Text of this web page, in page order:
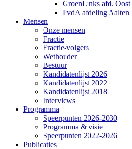
GroenLinks afd. Oost
PvdA afdeling Aalten
Mensen
Onze mensen
Fractie
Fractie-volgers
Wethouder
Bestuur
Kandidatenlijst 2026
Kandidatenlijst 2022
Kandidatenlijst 2018
Interviews
Programma
Speerpunten 2026-2030
Programma & visie
Speerpunten 2022-2026
Publicaties